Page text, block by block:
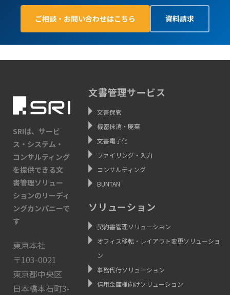
ご相談・お問い合わせはこちら 資料請求
SRIは、サービ
ス・システム・
コンサルティング
を提供できる文
書管理ソリュー
ションのリーディ
ングカンパニーで
す
東京本社
〒103-0021
東京都中央区
日本橋本石町3-
文書管理サービス
文書保管
機密抹消・廃棄
文書電子化
ファイリング・入力
コンサルティング
BUNTAN
ソリューション
契約書管理ソリューション
オフィス移転・レイアウト変更ソリューショ
ン
事務代行ソリューション
信用金庫様向けソリューション